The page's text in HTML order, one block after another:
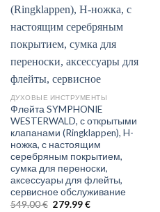
die
Wunschliste
ДУХОВЫЕ ИНСТРУМЕНТЫ
Флейта SYMPHONIE
WESTERWALD, с открытыми
клапанами (Ringklappen), H-
ножка, с настоящим
серебряным покрытием,
сумка для переноски,
аксессуары для флейты,
сервисное обслуживание
549.00€ Original
279.99€Current